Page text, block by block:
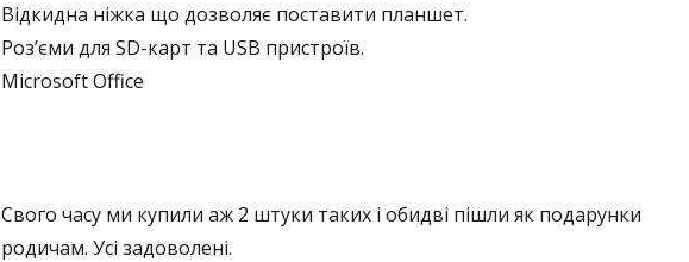
Відкидна ніжка що дозволяє поставити планшет.
Роз’єми для SD-карт та USB пристроїв.
Microsoft Office
Свого часу ми купили аж 2 штуки таких і обидві пішли як подарунки
родичам. Усі задоволені.